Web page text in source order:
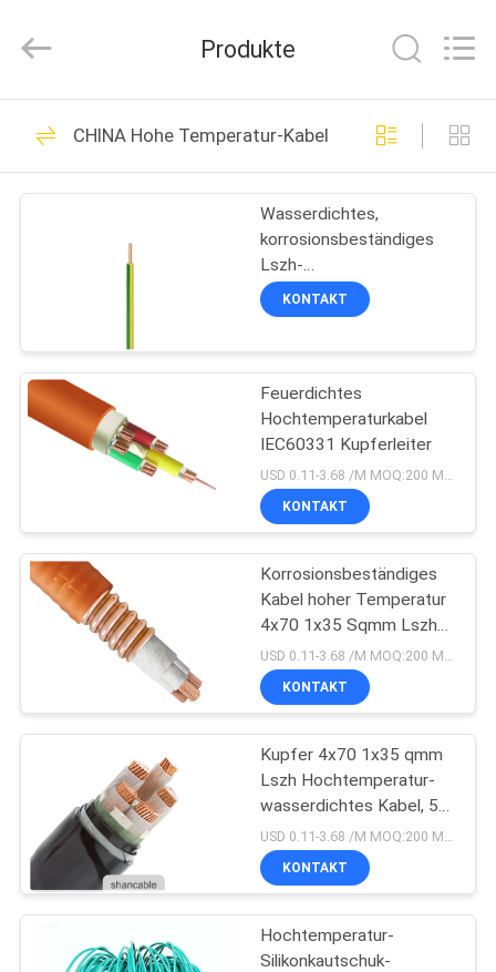
STARTSEITE
PRODUKTE
SHOW
ÜBER
FABRIK
TOUR
QUALITÄTSKONTROLLE
KONTAKT
NACHRICHTEN
BLOG
REFERENZEN
(Group)
Rights
VPE-isolierte
Stromkabel
306
gepanzertes
elektrisches Kabel
244
PVC-isolierte Kabel
203
elektrische Kabel
197
Produkte
CHINA Hohe Temperatur-Kabel
Wasserdichtes,
korrosionsbeständiges
Lszh-
Hochtemperaturkabel,
0,5 mm Isolierung,
KONTAKT
Feuerdichtes
Hochtemperaturkabel
IEC60331 Kupferleiter
USD 0.11-3.68 /M MOQ:200 Meter
KONTAKT
Korrosionsbeständiges
Kabel hoher Temperatur
4x70 1x35 Sqmm Lszh
wasserdicht
KONTAKT
Kupfer 4x70 1x35 qmm
Lszh Hochtemperatur-
wasserdichtes Kabel, 50
m Länge, 6 mm
Durchmesser
KONTAKT
Hochtemperatur-
Silikonkautschuk-